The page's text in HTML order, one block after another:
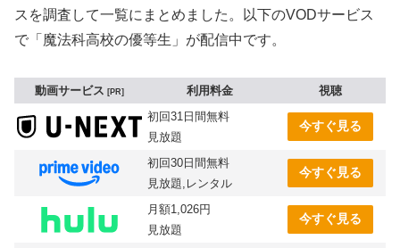
スを調査して一覧にまとめました。以下のVODサービス
で「魔法科高校の優等生」が配信中です。
動画サービス PR 利用料金
視聴
初回31日間無料
見放題
今すぐ見る
初回30日間無料
見放題,レンタル
今すぐ見る
月額1,026円
見放題
今すぐ見る